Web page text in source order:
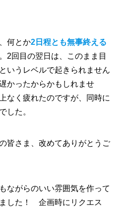
何とか2日程とも無事終える
2回目の翌日は、このまま目
いうレベルで起きられません
かったからかもしれませ
なく疲れたのですが、同時に
した。
皆さま、改めてありがとうご
ながらのいい雰囲気を作って
した！ 企画時にリクエス